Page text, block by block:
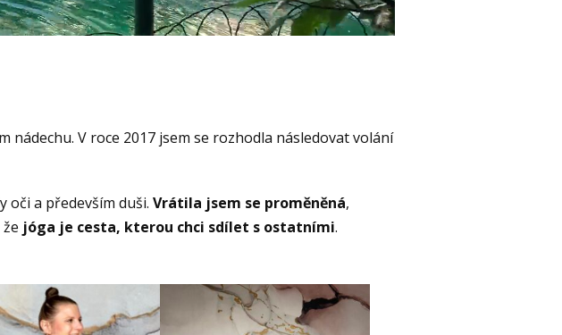
nádechu. V roce 2017 jsem se rozhodla následovat volání
oči a především duši. Vrátila jsem se proměněná,
jóga je cesta, kterou chci sdílet s ostatními.